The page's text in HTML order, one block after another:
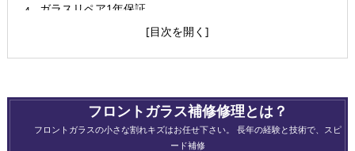
ガラスリペア1年保証
おトクな修理方法～ お客様にとって損しない最適な修理方
只今一部車種キャッシュバック強化中‼
フロントガラスの基礎知識
飛び石キズの構造とウインドリペア
フロントガラス補修修理とは？
フロントガラスの小さな割れキズはお任せ下さい。 長年の経験と技術で、スピ
ード補修